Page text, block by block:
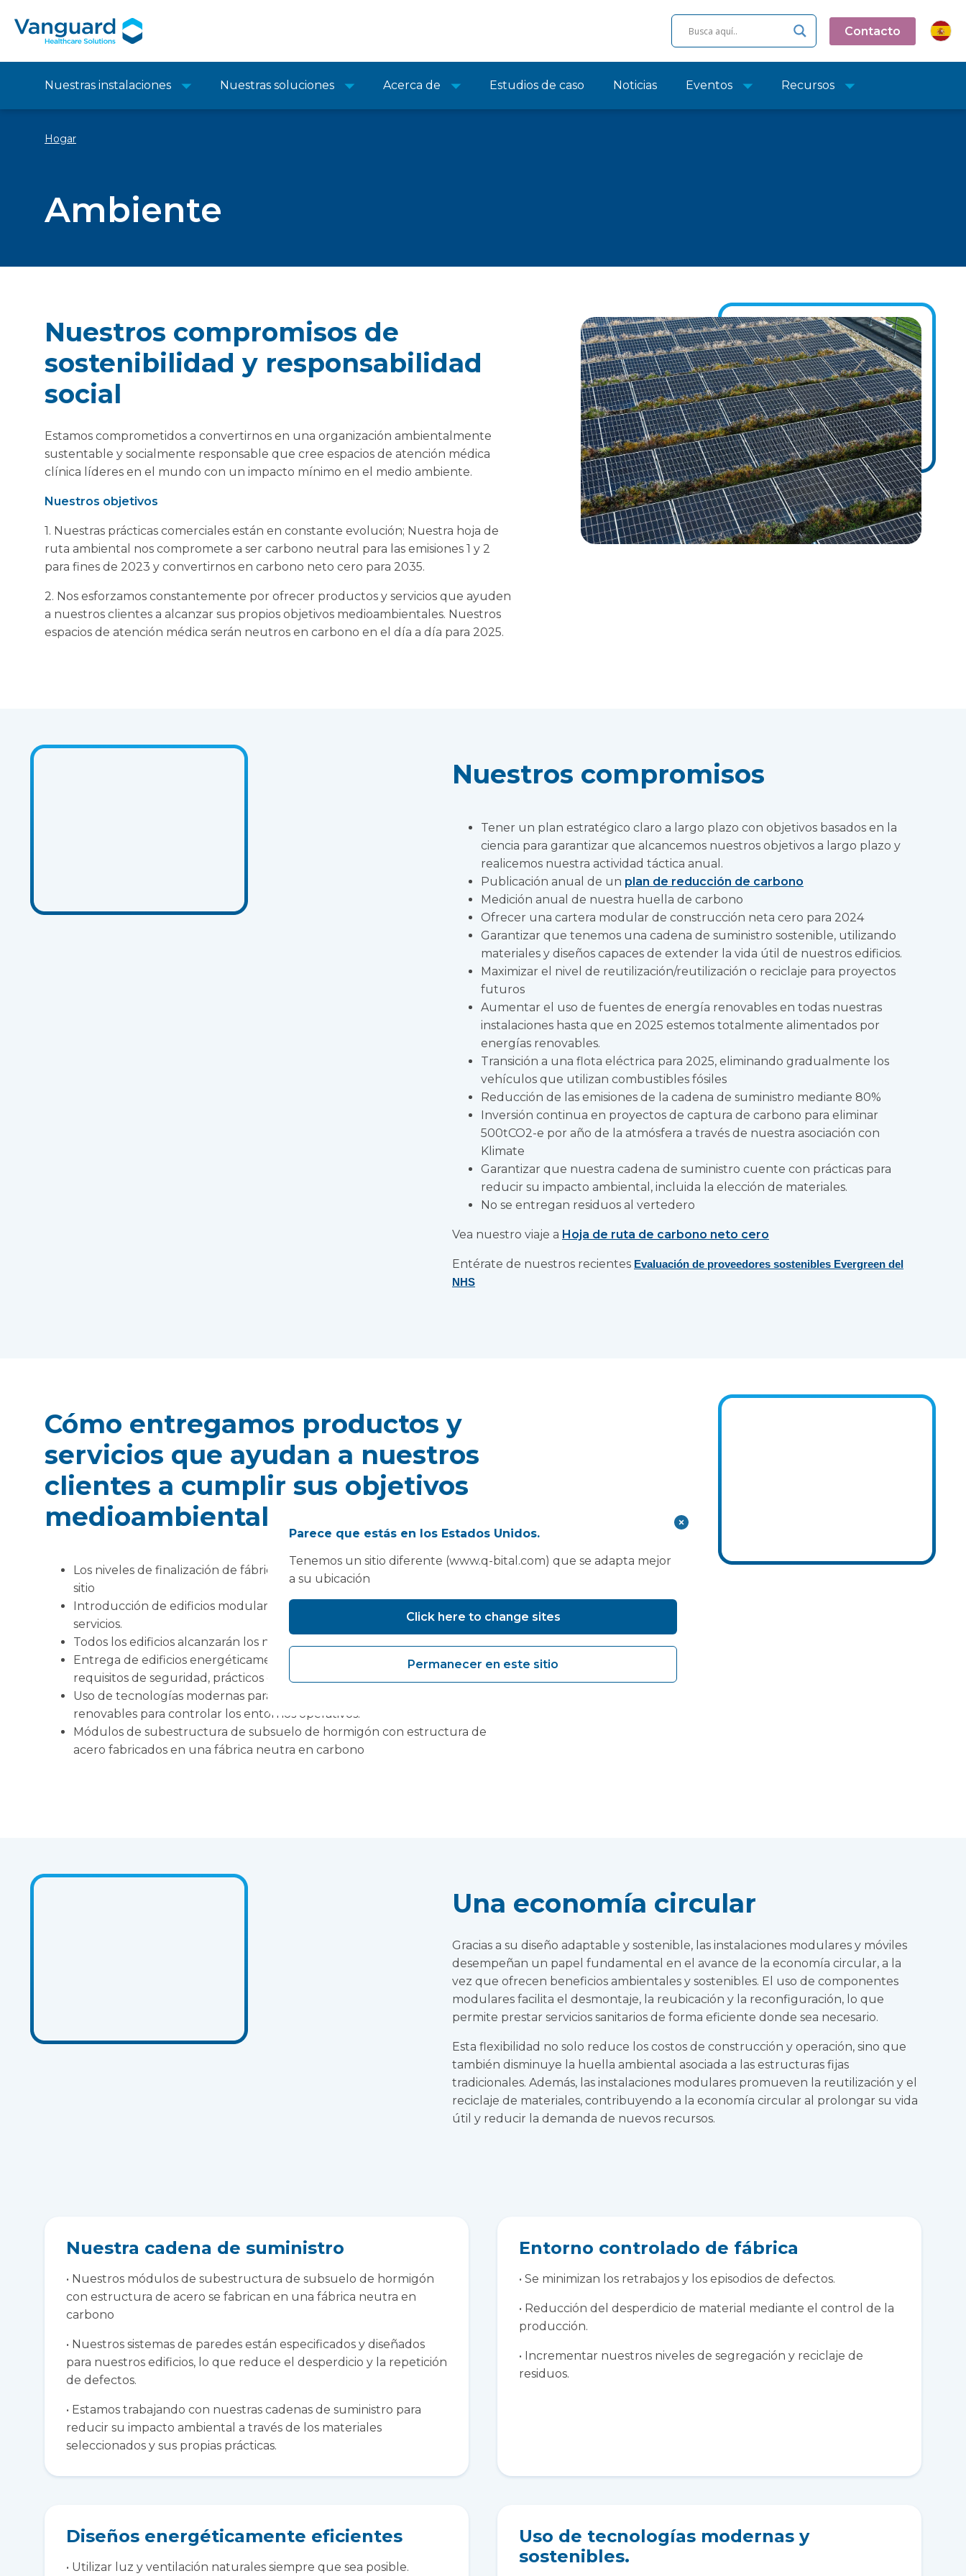
Contacto
Nuestras instalaciones Nuestras soluciones Acerca de Estudios de caso Noticias Eventos Recursos
Hogar
Ambiente
Nuestros compromisos de
sostenibilidad y responsabilidad
social
Estamos comprometidos a convertirnos en una organización ambientalmente
sustentable y socialmente responsable que cree espacios de atención médica
clínica líderes en el mundo con un impacto mínimo en el medio ambiente.
Nuestros objetivos
1. Nuestras prácticas comerciales están en constante evolución; Nuestra hoja de
ruta ambiental nos compromete a ser carbono neutral para las emisiones 1 y 2
para fines de 2023 y convertirnos en carbono neto cero para 2035.
2. Nos esforzamos constantemente por ofrecer productos y servicios que ayuden
a nuestros clientes a alcanzar sus propios objetivos medioambientales. Nuestros
espacios de atención médica serán neutros en carbono en el día a día para 2025.
Nuestros compromisos
Tener un plan estratégico claro a largo plazo con objetivos basados en la
ciencia para garantizar que alcancemos nuestros objetivos a largo plazo y
realicemos nuestra actividad táctica anual.
Publicación anual de un plan de reducción de carbono
Medición anual de nuestra huella de carbono
Ofrecer una cartera modular de construcción neta cero para 2024
Garantizar que tenemos una cadena de suministro sostenible, utilizando
materiales y diseños capaces de extender la vida útil de nuestros edificios.
Maximizar el nivel de reutilización/reutilización o reciclaje para proyectos
futuros
Aumentar el uso de fuentes de energía renovables en todas nuestras
instalaciones hasta que en 2025 estemos totalmente alimentados por
energías renovables.
Transición a una flota eléctrica para 2025, eliminando gradualmente los
vehículos que utilizan combustibles fósiles
Reducción de las emisiones de la cadena de suministro mediante 80%
Inversión continua en proyectos de captura de carbono para eliminar
500tCO2-e por año de la atmósfera a través de nuestra asociación con
Klimate
Garantizar que nuestra cadena de suministro cuente con prácticas para
reducir su impacto ambiental, incluida la elección de materiales.
No se entregan residuos al vertedero
Vea nuestro viaje a Hoja de ruta de carbono neto cero
Entérate de nuestros recientes Evaluación de proveedores sostenibles Evergreen del
NHS
Cómo entregamos productos y
servicios que ayudan a nuestros
clientes a cumplir sus objetivos
medioambientales:
Los niveles de finalización de fábrica del 80% minimizan las actividades en el
sitio
Introducción de edificios modulares carbono neutral en nuestra cartera de
servicios.
Todos los edificios alcanzarán los niveles BREEAM 'Excelente' como estándar
Entrega de edificios energéticamente eficientes que no comprometan los
requisitos de seguridad, prácticos o funcionales.
Uso de tecnologías modernas para capturar y utilizar fuentes de energía
renovables para controlar los entornos operativos.
Módulos de subestructura de subsuelo de hormigón con estructura de
acero fabricados en una fábrica neutra en carbono
Una economía circular
Gracias a su diseño adaptable y sostenible, las instalaciones modulares y móviles
desempeñan un papel fundamental en el avance de la economía circular, a la
vez que ofrecen beneficios ambientales y sostenibles. El uso de componentes
modulares facilita el desmontaje, la reubicación y la reconfiguración, lo que
permite prestar servicios sanitarios de forma eficiente donde sea necesario.
Esta flexibilidad no solo reduce los costos de construcción y operación, sino que
también disminuye la huella ambiental asociada a las estructuras fijas
tradicionales. Además, las instalaciones modulares promueven la reutilización y el
reciclaje de materiales, contribuyendo a la economía circular al prolongar su vida
útil y reducir la demanda de nuevos recursos.
Nuestra cadena de suministro
• Nuestros módulos de subestructura de subsuelo de hormigón
con estructura de acero se fabrican en una fábrica neutra en
carbono
• Nuestros sistemas de paredes están especificados y diseñados
para nuestros edificios, lo que reduce el desperdicio y la repetición
de defectos.
• Estamos trabajando con nuestras cadenas de suministro para
reducir su impacto ambiental a través de los materiales
seleccionados y sus propias prácticas.
Entorno controlado de fábrica
• Se minimizan los retrabajos y los episodios de defectos.
• Reducción del desperdicio de material mediante el control de la
producción.
• Incrementar nuestros niveles de segregación y reciclaje de
residuos.
Diseños energéticamente eficientes
• Utilizar luz y ventilación naturales siempre que sea posible.
Uso de tecnologías modernas y
sostenibles.
Parece que estás en los Estados Unidos.
Tenemos un sitio diferente (www.q-bital.com) que se adapta mejor
a su ubicación
Click here to change sites
Permanecer en este sitio